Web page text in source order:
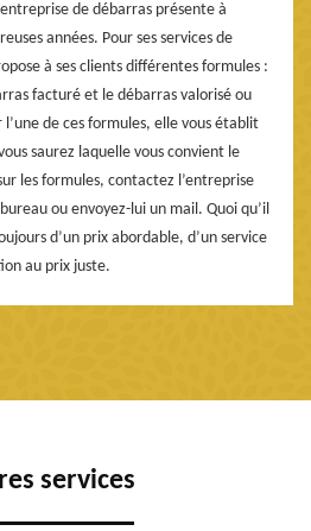
de débarras présente à
années. Pour ses services de
à ses clients différentes formules :
facturé et le débarras valorisé ou
de ces formules, elle vous établit
saurez laquelle vous convient le
les formules, contactez l’entreprise
ou envoyez-lui un mail. Quoi qu’il
d’un prix abordable, d’un service
au prix juste.
services